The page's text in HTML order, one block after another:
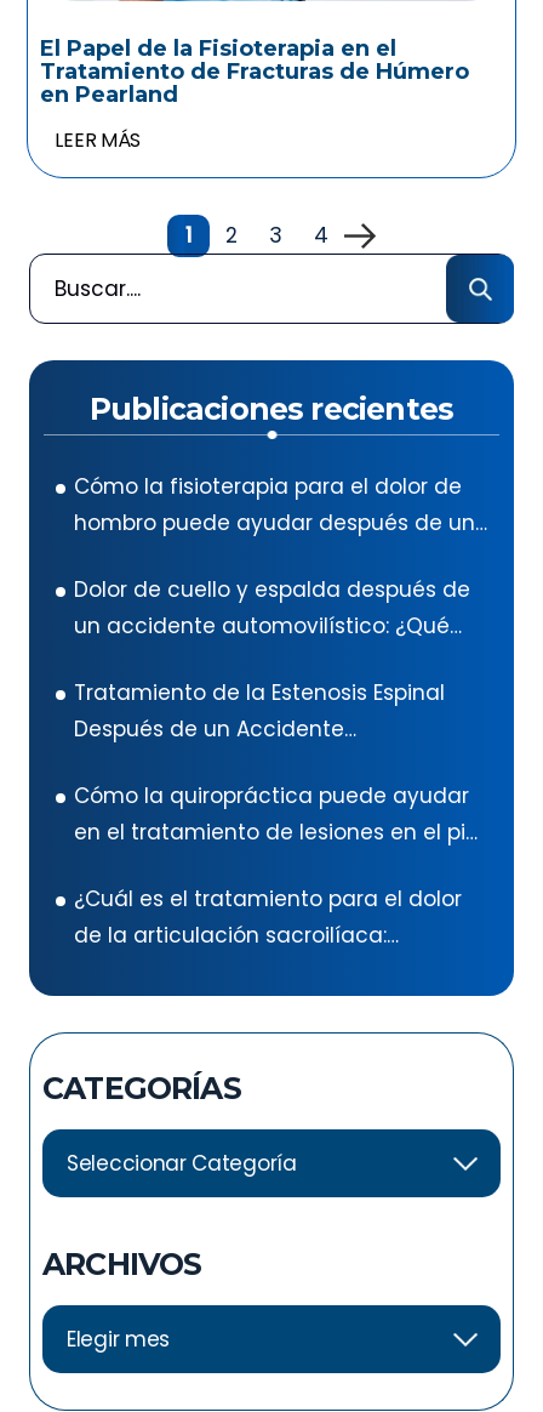
El Papel de la Fisioterapia en el
Tratamiento de Fracturas de Húmero
en Pearland
LEER MÁS
1 2 3 4
Publicaciones recientes
Cómo la fisioterapia para el dolor de
hombro puede ayudar después de un
Dolor de cuello y espalda después de
un accidente automovilístico: ¿Qué
Tratamiento de la Estenosis Espinal
Después de un Accidente
Cómo la quiropráctica puede ayudar
en el tratamiento de lesiones en el pie
automovilístico
¿Cuál es el tratamiento para el dolor
de la articulación sacroilíaca:
CATEGORÍAS
ARCHIVOS